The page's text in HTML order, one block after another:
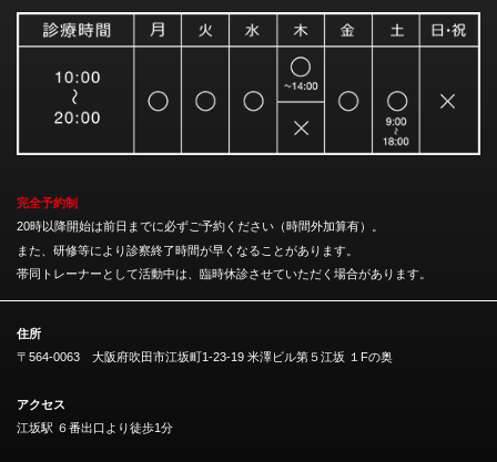
完全予約制
20時以降開始は前日までに必ずご予約ください（時間外加算有）。
また、研修等により診察終了時間が早くなることがあります。
帯同トレーナーとして活動中は、臨時休診させていただく場合があります。
住所
〒564-0063 大阪府吹田市江坂町1-23-19 米澤ビル第５江坂 １Fの奥
アクセス
江坂駅 ６番出口より徒歩1分